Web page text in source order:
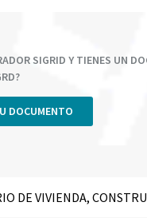
SIGRID Y TIENES UN
DOCUMENTO